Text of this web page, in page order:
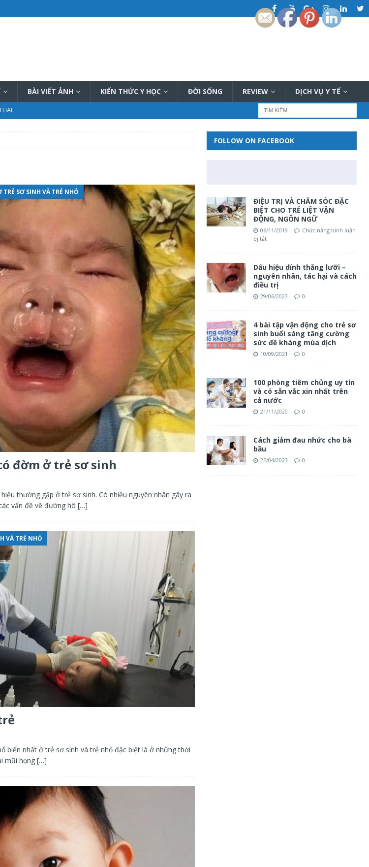
BÀI VIẾT ẢNH KIẾN THỨC Y HỌC ĐỜI SỐNG REVIEW DỊCH VỤ Y TẾ
SƠ SINH VÀ TRẺ NHỎ
đờm ở trẻ sơ sinh
thường gặp ở trẻ sơ sinh. Có nhiều nguyên nhân gây ra
vấn đề về đường hô […]
VÀ TRẺ NHỎ
biến nhất ở trẻ sơ sinh và trẻ nhỏ đặc biệt là ở những thời
mũi họng […]
FOLLOW ON FACEBOOK
ĐIỆU TRỊ VÀ CHĂM SÓC ĐẶC
BIỆT CHO TRẺ LIỆT VẬN
ĐỘNG, NGÔN NGỮ
06/11/2019
Chức năng bình luận
bị tắt
Dấu hiệu dính thắng lưỡi –
nguyên nhân, tác hại và cách
điều trị
29/06/2023 0
4 bài tập vận động cho trẻ sơ
sinh buổi sáng tăng cường
sức đề kháng mùa dịch
10/09/2021 0
100 phòng tiêm chủng uy tín
và có sẵn vắc xin nhất trên
cả nước
21/11/2020 0
Cách giảm đau nhức cho bà
bầu
25/04/2023 0